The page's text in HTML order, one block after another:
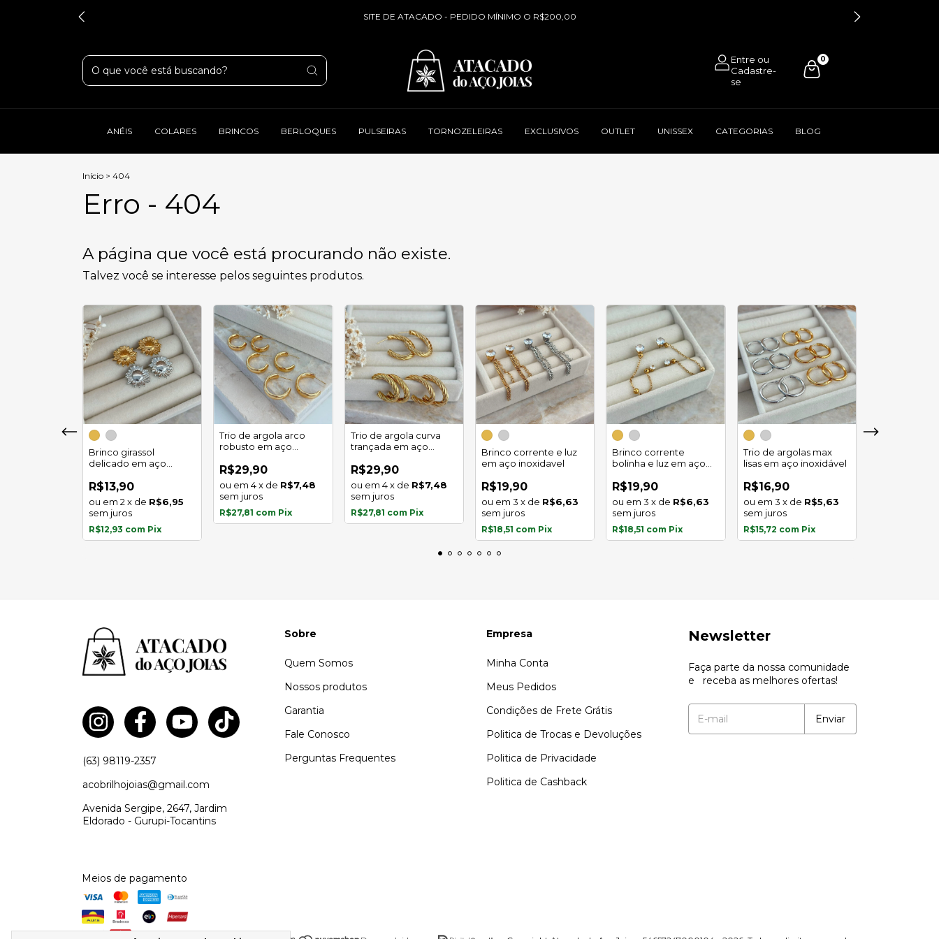
SITE DE ATACADO - PEDIDO MÍNIMO O R$200,00
0
ANÉIS COLARES BRINCOS BERLOQUES PULSEIRAS TORNOZELEIRAS EXCLUSIVOS OUTLET UNISSEX CATEGORIAS BLOG
Início > 404
Erro - 404
A página que você está procurando não existe.
Talvez você se interesse pelos seguintes produtos.
Brinco girassol
delicado em aço
R$13,90
2 x de R$6,95
sem juros
R$12,93 com Pix
Trio de argola arco
robusto em aço
R$29,90
4 x de R$7,48
sem juros
R$27,81 com Pix
Trio de argola curva
trançada em aço
R$29,90
4 x de R$7,48
sem juros
R$27,81 com Pix
Brinco corrente e luz
em aço inoxidavel
R$19,90
3 x de R$6,63
sem juros
R$18,51 com Pix
Brinco corrente
bolinha e luz em aço
R$19,90
3 x de R$6,63
sem juros
R$18,51 com Pix
Trio de argolas max
lisas em aço inoxidável
R$16,90
3 x de R$5,63
sem juros
R$15,72 com Pix
Trio de argola
(63) 98119-2357
acobrilhojoias@gmail.com
Avenida Sergipe, 2647, Jardim
Eldorado - Gurupi-Tocantins
Sobre
Quem Somos
Nossos produtos
Garantia
Fale Conosco
Perguntas Frequentes
Empresa
Minha Conta
Meus Pedidos
Condições de Frete Grátis
Politica de Trocas e Devoluções
Politica de Privacidade
Politica de Cashback
Newsletter
Faça parte da nossa comunidade
e receba as melhores ofertas!
Meios de pagamento